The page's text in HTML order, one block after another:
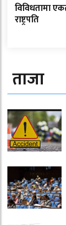
विविधतामा
राष्ट्रपति
ताजा